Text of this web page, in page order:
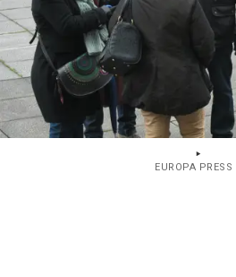
EUROPA PRESS